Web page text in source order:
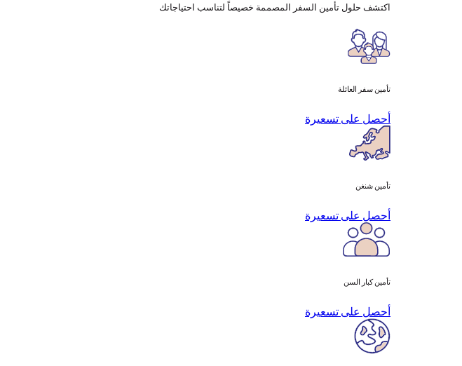
اكتشف حلول تأمين السفر المصممة خصيصاً لتناسب احتياجاتك
تأمين سفر العائلة
أحصل على تسعيرة
تأمين شنغن
أحصل على تسعيرة
تأمين كبار السن
أحصل على تسعيرة